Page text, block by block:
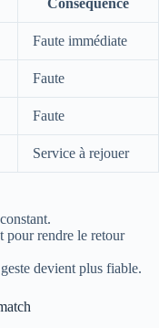
Conséquence
Faute immédiate
Faute
Faute
Service à rejouer
pour rendre le retour
devient plus fiable.